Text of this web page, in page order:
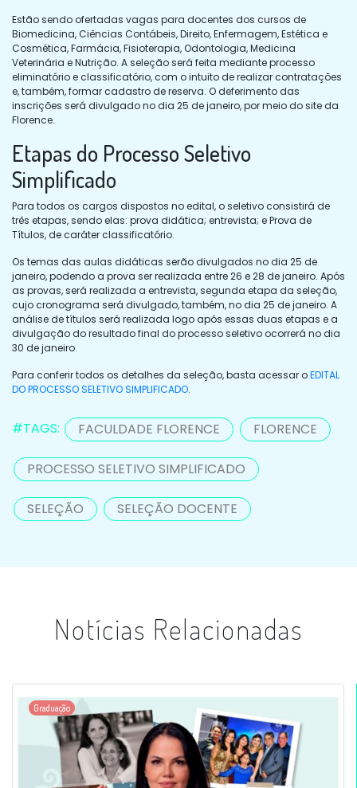
Estão sendo ofertadas vagas para docentes dos cursos de
Biomedicina, Ciências Contábeis, Direito, Enfermagem, Estética e
Cosmética, Farmácia, Fisioterapia, Odontologia, Medicina
Veterinária e Nutrição. A seleção será feita mediante processo
eliminatório e classificatório, com o intuito de realizar contratações
e, também, formar cadastro de reserva. O deferimento das
inscrições será divulgado no dia 25 de janeiro, por meio do site da
Florence.
Etapas do Processo Seletivo
Simplificado
Para todos os cargos dispostos no edital, o seletivo consistirá de
três etapas, sendo elas: prova didática; entrevista; e Prova de
Títulos, de caráter classificatório.
Os temas das aulas didáticas serão divulgados no dia 25 de
janeiro, podendo a prova ser realizada entre 26 e 28 de janeiro. Após
as provas, será realizada a entrevista, segunda etapa da seleção,
cujo cronograma será divulgado, também, no dia 25 de janeiro. A
análise de títulos será realizada logo após essas duas etapas e a
divulgação do resultado final do processo seletivo ocorrerá no dia
30 de janeiro.
Para conferir todos os detalhes da seleção, basta acessar oEDITAL
DO PROCESSO SELETIVO SIMPLIFICADO.
#TAGS: FACULDADE FLORENCE FLORENCE
PROCESSO SELETIVO SIMPLIFICADO
SELEÇÃO SELEÇÃO DOCENTE
Notícias Relacionadas
Graduação